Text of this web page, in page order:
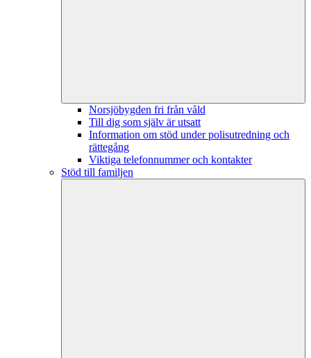
Norsjöbygden fri från våld
Till dig som själv är utsatt
Information om stöd under polisutredning och
rättegång
Viktiga telefonnummer och kontakter
Stöd till familjen